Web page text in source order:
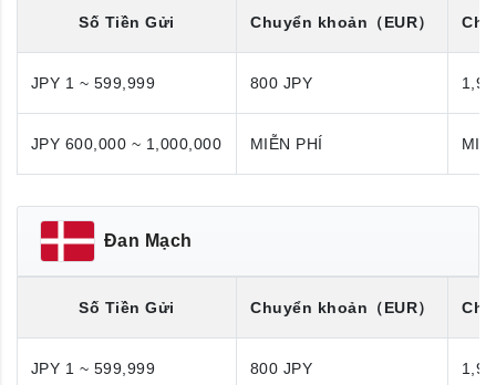
Số Tiền Gửi Chuyển khoản （EUR）
JPY 1 ~ 599,999 800 JPY
JPY 600,000 ~ 1,000,000 MIỄN PHÍ
Đan Mạch
Số Tiền Gửi Chuyển khoản （EUR）
JPY 1 ~ 599,999 800 JPY